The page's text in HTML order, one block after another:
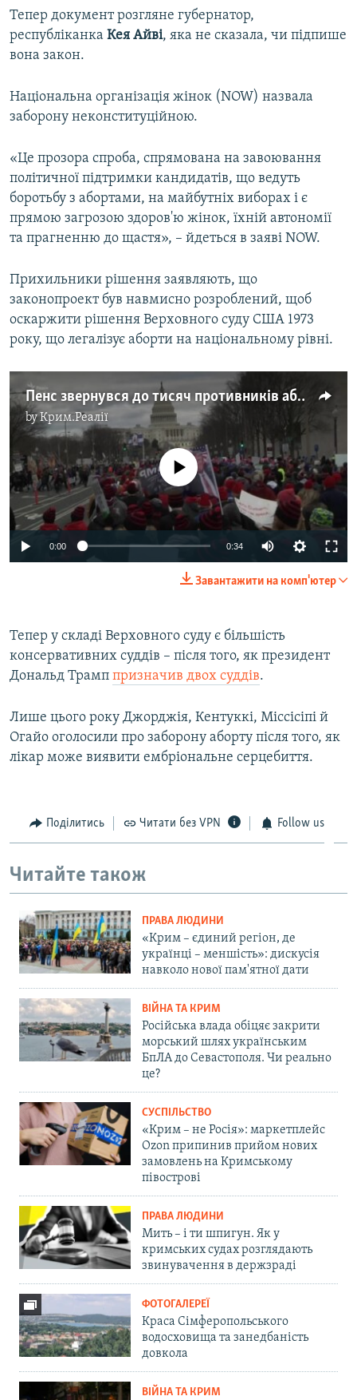
Тепер документ розгляне губернатор,
республіканка Кея Айві, яка не сказала, чи підпише
вона закон.
Національна організація жінок (NOW) назвала
заборону неконституційною.
«Це прозора спроба, спрямована на завоювання
політичної підтримки кандидатів, що ведуть
боротьбу з абортами, на майбутніх виборах і є
прямою загрозою здоров'ю жінок, їхній автономії
та прагненню до щастя», – йдеться в заяві NOW.
Прихильники рішення заявляють, що
законопроект був навмисно розроблений, щоб
оскаржити рішення Верховного суду США 1973
року, що легалізує аборти на національному рівні.
Пенс звернувся до тисяч противників абортів під час маршу в США (відео)
byКрим.Реалії
No media source currently available
0:00 0:34
Завантажити на комп'ютер
Тепер у складі Верховного суду є більшість
консервативних суддів – після того, як президент
Дональд Трамп призначив двох суддів.
Лише цього року Джорджія, Кентуккі, Міссісіпі й
Огайо оголосили про заборону аборту після того, як
лікар може виявити ембріональне серцебиття.
Поділитись Читати без VPN Follow us
Читайте також
ПРАВА ЛЮДИНИ
«Крим – єдиний регіон, де
українці – меншість»: дискусія
навколо нової пам'ятної дати
ВІЙНА ТА КРИМ
Російська влада обіцяє закрити
морський шлях українським
БпЛА до Севастополя. Чи реально
це?
СУСПІЛЬСТВО
«Крим – не Росія»: маркетплейс
Ozon припинив прийом нових
замовлень на Кримському
півострові
ПРАВА ЛЮДИНИ
Мить – і ти шпигун. Як у
кримських судах розглядають
звинувачення в держзраді
ФОТОГАЛЕРЕЇ
Краса Сімферопольського
водосховища та занедбаність
довкола
ВІЙНА ТА КРИМ